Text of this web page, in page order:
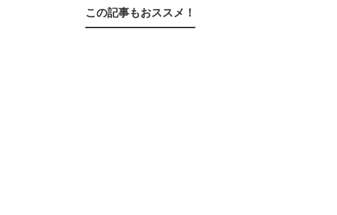
この記事もおススメ！